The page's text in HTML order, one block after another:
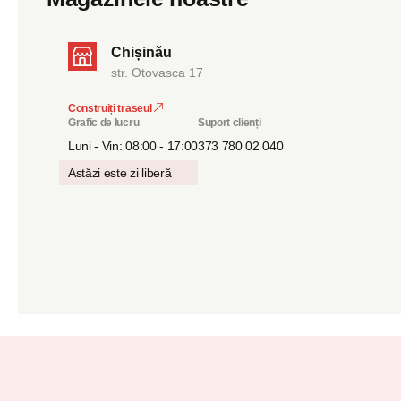
Chișinău
str. Otovasca 17
Construiți traseul
Grafic de lucru
Luni - Vin: 08:00 - 17:00
Astăzi este zi liberă
Suport clienți
373 780 02 040